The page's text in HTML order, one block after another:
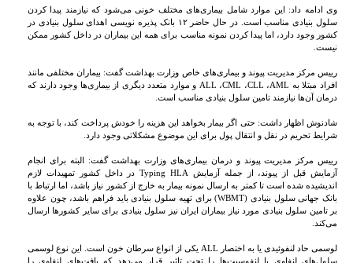
وی ادامه داد: این موارد شامل بیماری‌های مختلف خونی می‌شود که نیازمند پیدا کردن
سلول بنیادی مناسب است. در حال حاضر ۱۲ بانک پذیره نویسی اهدای سلول بنیادی در
کشور وجود دارد، اما پیدا کردن نمونه مناسب برای همه این بیماران در داخل کشور ممکن
نیست.
رییس مرکز مدیریت پیوند و بیماری‌های خاص وزارت بهداشت گفت: بیماران مختلفی مانند
افراد مبتلا به ALL ،CML ،CLL ،AML و موارد متعدد دیگری از بیماری‌ها وجود دارند که
درمان آن‌ها نیازمند تامین سلول بنیادی مناسب است.
شادنوش اظهار داشت: حتی اگر بیمار بخواهد این هزینه را خودش پرداخت کند، با توجه به
شرایط تحریم در نقل و انتقال پول برای این موضوع مشکلاتی وجود دارد.
رییس مرکز مدیریت پیوند و درمان بیماری‌های وزارت بهداشت گفت: البته برای انجام
آزمایش قبل از پیوند، از جمله آزمایش Typing HLA در داخل کشور تمهیدات لازم
اندیشیده شده است تا کمتر به ارسال نمونه بیمار به خارج از کشور نیاز باشد، اما ارتباط با
بانک جهانی سلول بنیادی (WBMT) برای تهیه سلول بنیادی باید فراهم باشد، چون علاوه
بر تامین سلول بنیادی مورد نیاز بیماران ایران نیز سلول بنیادی برای سایر کشورها ارسال
می‌کند.
لوسمی حاد لنفوئیدی یا به اختصار ALL یکی از انواع سرطان خون است. این نوع لوسمی
سلول‌های لنفاوی یا لنفوسیت‌ها را تحت تاثیر قرار می‌دهد که بافت‌های لنفاوی را